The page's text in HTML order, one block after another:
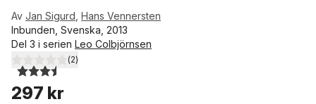
Av Jan Sigurd Hans Vennersten
Inbunden, Svenska, 2013
Del 3 i serien Leo Colbjörnsen
3,5utav 5 stjärnor. Totalt antal röster:
(2)
297 kr